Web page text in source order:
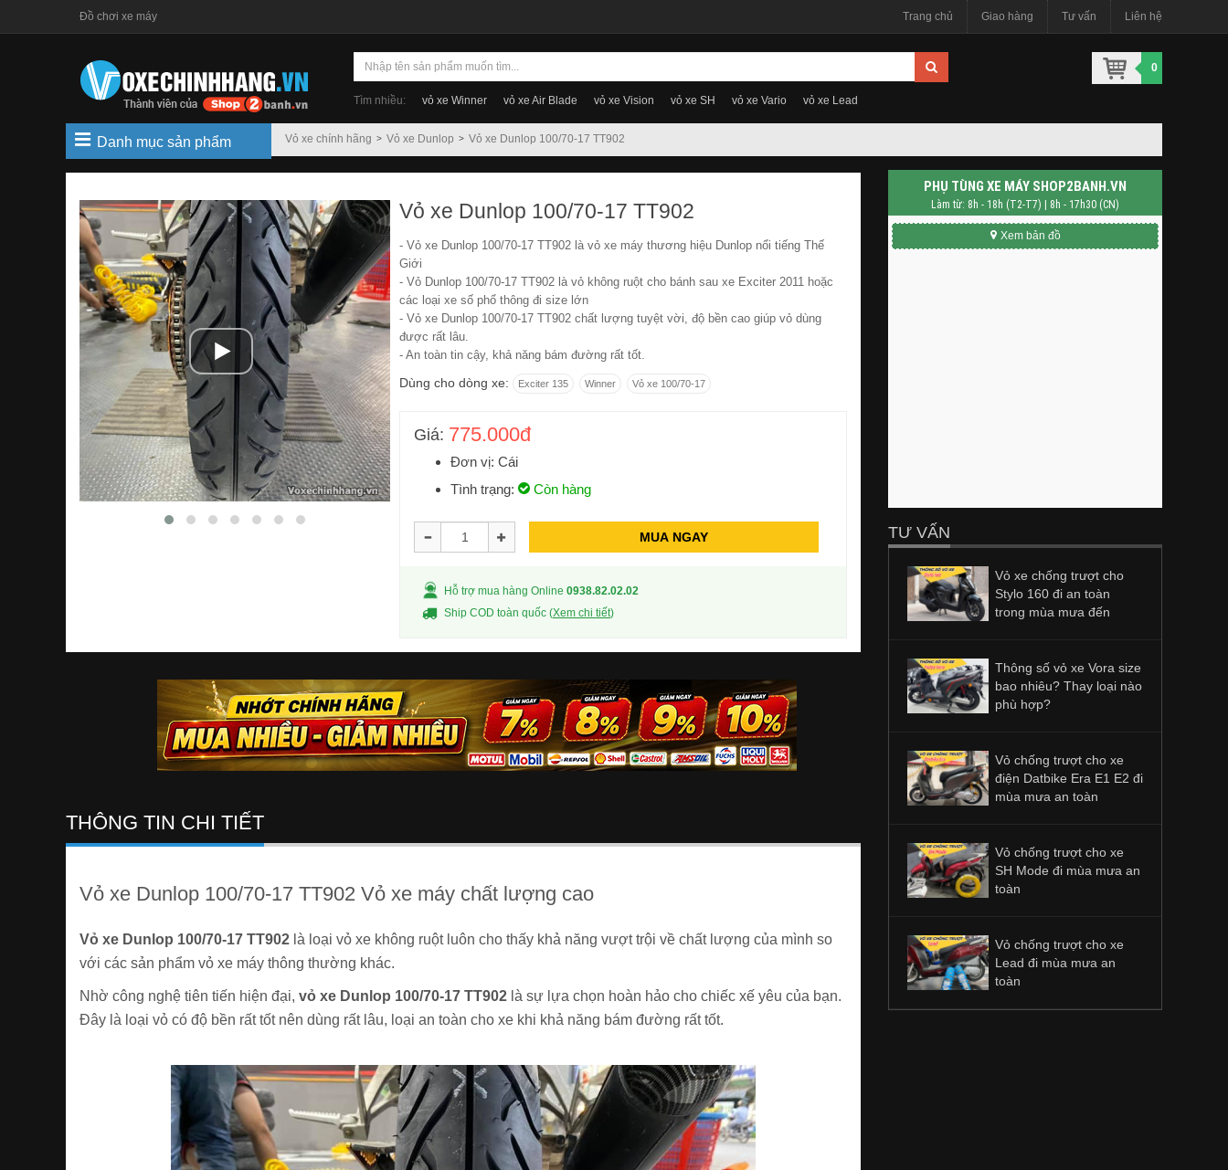
Đồ chơi xe máy Trang chủ Giao hàng Tư vấn Liên hệ
Tìm nhiều: vỏ xe Winner vỏ xe Air Blade vỏ xe Vision vỏ xe SH vỏ xe Vario vỏ xe Lead
0
Vỏ xe chính hãng Vỏ xe Dunlop Vỏ xe Dunlop 100/70-17 TT902
Danh mục sản phẩm
Vỏ xe Dunlop 100/70-17 TT902
- Vỏ xe Dunlop 100/70-17 TT902 là vỏ xe máy thương hiệu Dunlop nổi tiếng Thế
Giới
- Vỏ Dunlop 100/70-17 TT902 là vỏ không ruột cho bánh sau xe Exciter 2011 hoặc
các loại xe số phổ thông đi size lớn
- Vỏ xe Dunlop 100/70-17 TT902 chất lượng tuyệt vời, độ bền cao giúp vỏ dùng
được rất lâu.
- An toàn tin cậy, khả năng bám đường rất tốt.
Dùng cho dòng xe: Exciter 135 Winner Vỏ xe 100/70-17
Giá: 775.000đ
Đơn vị: Cái
Tình trạng:
Còn hàng
MUA NGAY
Hỗ trợ mua hàng Online 0938.82.02.02
Ship COD toàn quốc (Xem chi tiết)
THÔNG TIN CHI TIẾT
Vỏ xe Dunlop 100/70-17 TT902 Vỏ xe máy chất lượng cao
Vỏ xe Dunlop 100/70-17 TT902 là loại vỏ xe không ruột luôn cho thấy khả năng vượt trội về chất lượng của mình so
với các sản phẩm vỏ xe máy thông thường khác.
Nhờ công nghệ tiên tiến hiện đại, vỏ xe Dunlop 100/70-17 TT902 là sự lựa chọn hoàn hảo cho chiếc xế yêu của bạn.
Đây là loại vỏ có độ bền rất tốt nên dùng rất lâu, loại an toàn cho xe khi khả năng bám đường rất tốt.
PHỤ TÙNG XE MÁY SHOP2BANH.VN
Làm từ: 8h - 18h (T2-T7) | 8h - 17h30 (CN)
Xem bản đồ
TƯ VẤN
Vỏ xe chống trượt cho
Stylo 160 đi an toàn
trong mùa mưa đến
Thông số vỏ xe Vora size
bao nhiêu? Thay loại nào
phù hợp?
Vỏ chống trượt cho xe
điện Datbike Era E1 E2 đi
mùa mưa an toàn
Vỏ chống trượt cho xe
SH Mode đi mùa mưa an
toàn
Vỏ chống trượt cho xe
Lead đi mùa mưa an
toàn